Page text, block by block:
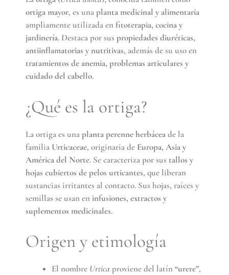
ortiga mayor, es unaplanta medicinal y alimentaria
ampliamente utilizada en fitoterapia, cocina y
jardinería. Destaca por sus propiedades diuréticas,
antiinflamatorias y nutritivas, además de su uso en
tratamientos de anemia, problemas articulares y
cuidado del cabello.
¿Qué es la ortiga?
La ortiga es unaplanta perenne herbáceade la
familia Urticaceae, originaria de Europa, Asia y
América del Norte. Se caracteriza por sus tallos y
hojas cubiertos de pelos urticantes, que liberan
sustancias irritantes al contacto. Sus hojas, raíces y
semillas se usan en infusiones, extractos y
suplementos medicinales.
Origen y etimología
El nombre Urtica proviene del latín “urere”,